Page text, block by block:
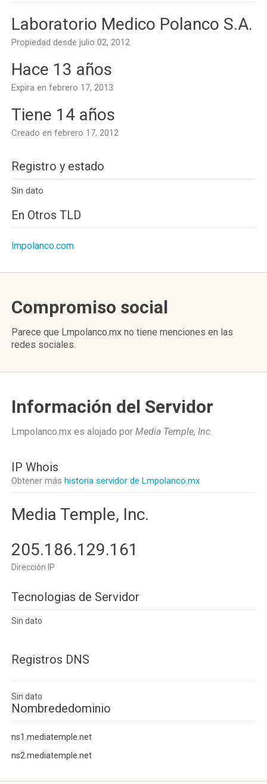
Laboratorio Medico Polanco S.A.
Propiedad desde julio 02, 2012
Hace 13 años
Expira en febrero 17, 2013
Tiene 14 años
Creado en febrero 17, 2012
Registro y estado
Sin dato
En Otros TLD
lmpolanco.com
Compromiso social
Parece que Lmpolanco.mx no tiene menciones en las
redes sociales.
Información del Servidor
Lmpolanco.mx es alojado por Media Temple, Inc.
IP Whois
Obtener más historia servidor de Lmpolanco.mx
Media Temple, Inc.
205.186.129.161
Dirección IP
Tecnologias de Servidor
Sin dato
Registros DNS
Sin dato
Nombrededominio
ns1.mediatemple.net
ns2.mediatemple.net